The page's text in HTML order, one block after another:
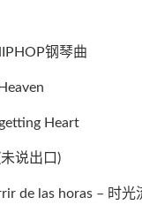
钢琴曲
Heart
说出口)
de las horas – 时光